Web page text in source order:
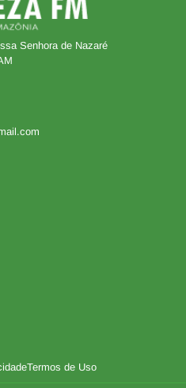
Senhora de Nazaré
Termos de Uso